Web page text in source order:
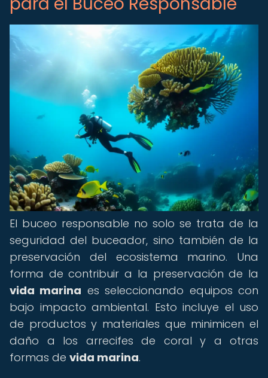
El buceo responsable no solo se trata de la
seguridad del buceador, sino también de la
preservación del ecosistema marino. Una
forma de contribuir a la preservación de la
vida marina es seleccionando equipos con
bajo impacto ambiental. Esto incluye el uso
de productos y materiales que minimicen el
daño a los arrecifes de coral y a otras
formas de vida marina.